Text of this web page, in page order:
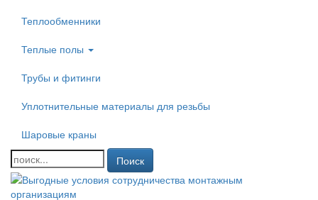
Теплообменники
Теплые полы
Трубы и фитинги
Уплотнительные материалы для резьбы
Шаровые краны
Поиск